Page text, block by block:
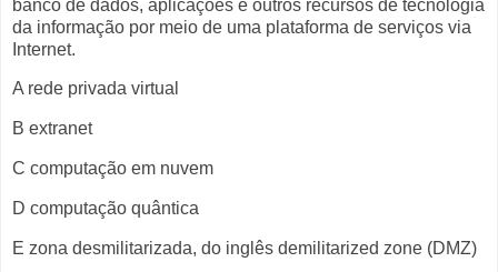
banco de dados, aplicações e outros recursos de tecnologia
da informação por meio de uma plataforma de serviços via
Internet.
A rede privada virtual
B extranet
C computação em nuvem
D computação quântica
E zona desmilitarizada, do inglês demilitarized zone (DMZ)